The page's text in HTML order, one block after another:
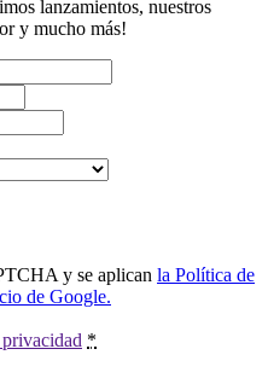
lanzamientos, nuestros
y mucho más!
y se aplican la Política de
de Google.
*